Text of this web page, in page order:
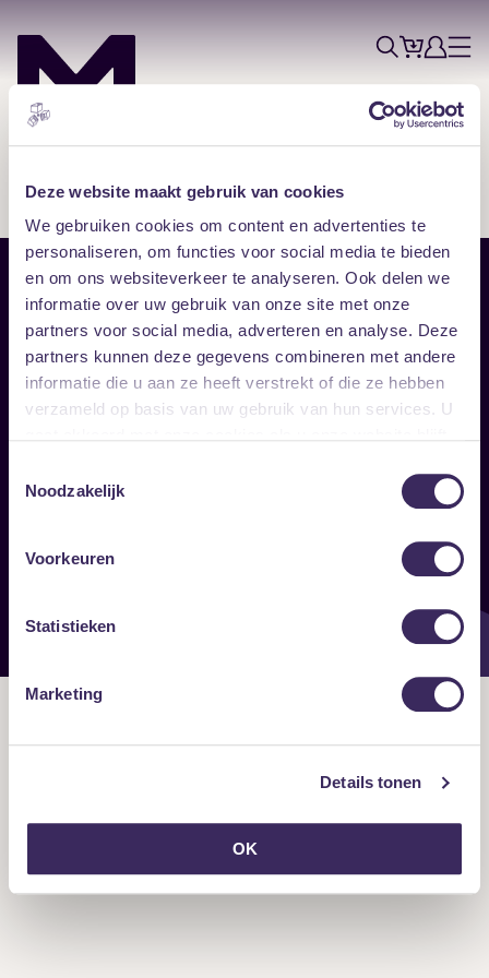
Deze website maakt gebruik van cookies
We gebruiken cookies om content en advertenties te
personaliseren, om functies voor social media te bieden
en om ons websiteverkeer te analyseren. Ook delen we
informatie over uw gebruik van onze site met onze
partners voor social media, adverteren en analyse. Deze
partners kunnen deze gegevens combineren met andere
informatie die u aan ze heeft verstrekt of die ze hebben
verzameld op basis van uw gebruik van hun services. U
Noodzakelijk
Voorkeuren
Statistieken
Marketing
Details tonen
OK
ZoekTicketsAccount
Menu
Sitemap
Home
Vrijwilligers
Verhuur
Disclaimer
Toegankelijkheid
Privacy & cookies
Follow
Onze nieuwsbrief ontvangen?